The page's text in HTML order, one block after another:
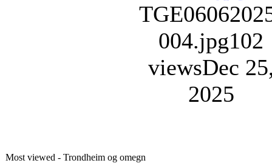
004.jpg102
viewsDec
2025
Most viewed - Trondheim og omegn